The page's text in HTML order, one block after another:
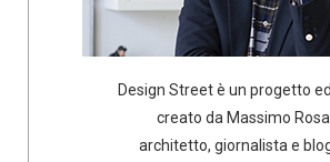
Design Street è un progetto
creato da Massimo
architetto, giornalista e